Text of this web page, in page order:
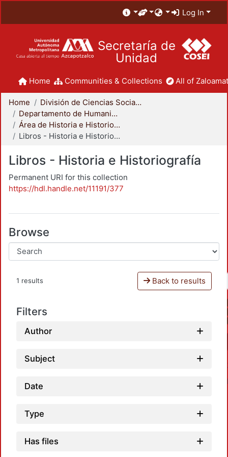
Log In
Secretaría de
Unidad
Home Communities & Collections All of
Home
División de Ciencias Sociales y Humanidades
Departamento de Humanidades
Área de Historia e Historiografía
Libros - Historia e Historiografía
Libros - Historia e Historiografía
Permanent URI for this collection
https://hdl.handle.net/11191/377
Browse
1 results Back to results
Filters
Author
Subject
Date
Type
Has files